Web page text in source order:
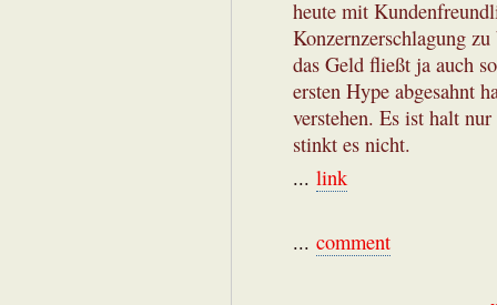
heute mit
Konzernzerschlagung
das Geld fließt ja auch
ersten Hype abgesahnt
verstehen. Es ist halt
stinkt es nicht.
... link
... comment